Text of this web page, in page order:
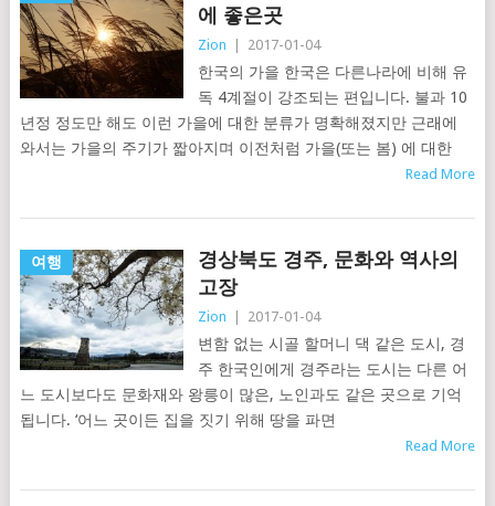
에 좋은곳
Zion 2017-01-04
한국의 가을 한국은 다른나라에 비해 유
독 4계절이 강조되는 편입니다. 불과 10
년정 정도만 해도 이런 가을에 대한 분류가 명확해졌지만 근래에
와서는 가을의 주기가 짧아지며 이전처럼 가을(또는 봄) 에 대한
Read More
여행
경상북도 경주, 문화와 역사의
고장
Zion 2017-01-04
변함 없는 시골 할머니 댁 같은 도시, 경
주 한국인에게 경주라는 도시는 다른 어
느 도시보다도 문화재와 왕릉이 많은, 노인과도 같은 곳으로 기억
됩니다. ‘어느 곳이든 집을 짓기 위해 땅을 파면
Read More